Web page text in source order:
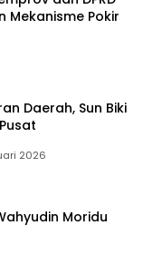
Pokir
Daerah, Sun Biki
2026
Moridu